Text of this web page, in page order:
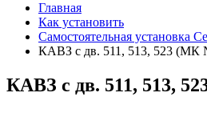
Главная
Как установить
Самостоятельная установка
КАВЗ с дв. 511, 513, 523 (МК
КАВЗ с дв. 511, 513,